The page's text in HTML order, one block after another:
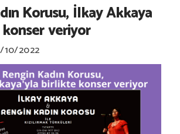
Korusu, İlkay Akkaya
veriyor
10/2022